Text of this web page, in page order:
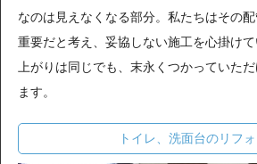
なのは見えなくなる部分。私たちはその
重要だと考え、妥協しない施工を心掛け
上がりは同じでも、末永くつかっていた
ます。
トイレ、洗面台のリフ